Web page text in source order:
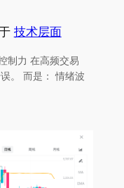
技术层面
制力 在高频交易
。 而是： 情绪波